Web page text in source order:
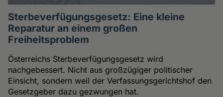
Sterbeverfügungsgesetz: Eine kleine
Reparatur an einem großen
Freiheitsproblem
Österreichs Sterbeverfügungsgesetz wird
nachgebessert. Nicht aus großzügiger politischer
Einsicht, sondern weil der Verfassungsgerichtshof den
Gesetzgeber dazu gezwungen hat.